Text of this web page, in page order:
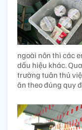
ngoài nôn thì các
dấu hiệu khác.
trường tuân thủ
ăn theo đúng quy